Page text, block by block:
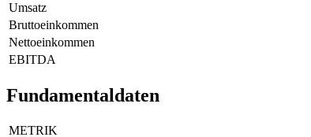
Umsatz
Bruttoeinkommen
Nettoeinkommen
EBITDA
Fundamentaldaten
METRIK